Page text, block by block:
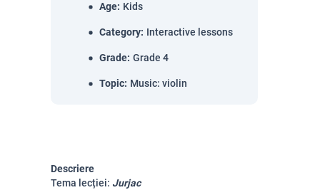
Age: Kids
Category: Interactive lessons
Grade: Grade 4
Topic: Music: violin
Descriere
Tema lecției: Jurjac